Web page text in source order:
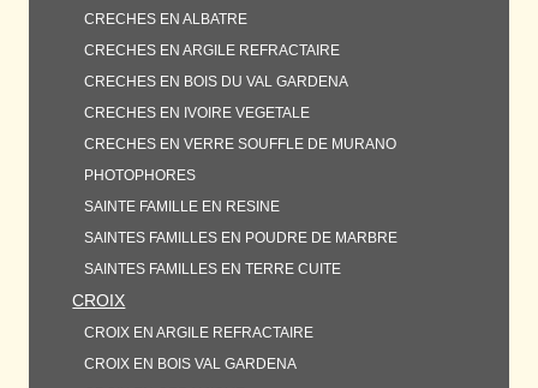
CRECHES EN ALBATRE
CRECHES EN ARGILE REFRACTAIRE
CRECHES EN BOIS DU VAL GARDENA
CRECHES EN IVOIRE VEGETALE
CRECHES EN VERRE SOUFFLE DE MURANO
PHOTOPHORES
SAINTE FAMILLE EN RESINE
SAINTES FAMILLES EN POUDRE DE MARBRE
SAINTES FAMILLES EN TERRE CUITE
CROIX
CROIX EN ARGILE REFRACTAIRE
CROIX EN BOIS VAL GARDENA